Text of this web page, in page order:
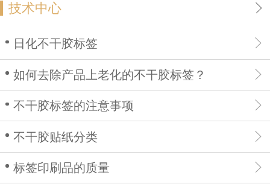
技术中心
日化不干胶标签
如何去除产品上老化的不干胶标签？
不干胶标签的注意事项
不干胶贴纸分类
标签印刷品的质量